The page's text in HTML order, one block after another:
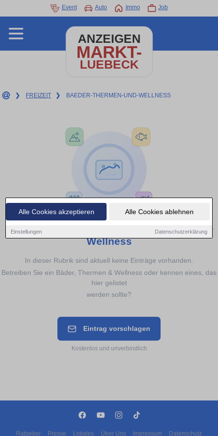
Alle Cookies akzeptieren Alle Cookies ablehnen
Einstellungen Datenschutzerklärung
Event Auto Immo Job
ANZEIGEN
MARKT-
LUEBECK
❯ FREIZEIT ❯ BAEDER-THERMEN-UND-WELLNESS
Bäder, Thermen &
Wellness
In dieser Rubrik sind aktuell keine Einträge vorhanden.
Betreiben Sie ein Bäder, Thermen & Wellness oder kennen eines, das
hier gelistet
werden sollte?
Eintrag vorschlagen
Kostenlos und unverbindlich
Ratgeber Presse Lokales Über Uns Impressum Datenschutz